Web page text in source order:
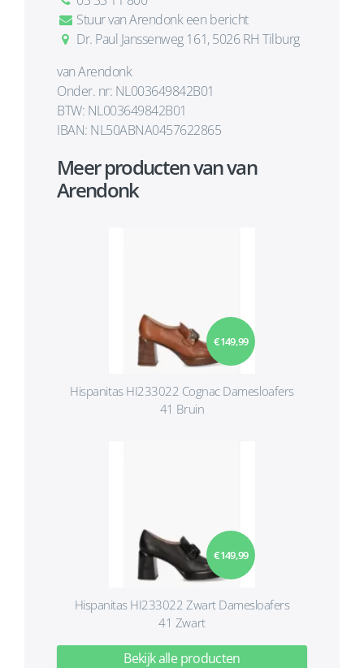
Stuur van Arendonk een bericht
Dr. Paul Janssenweg 161, 5026 RH Tilburg
van Arendonk
Onder. nr: NL003649842B01
BTW: NL003649842B01
IBAN: NL50ABNA0457622865
Meer producten van van
Arendonk
€ 149,99
Hispanitas HI233022 Cognac Damesloafers
41 Bruin
€ 149,99
Hispanitas HI233022 Zwart Damesloafers
41 Zwart
Bekijk alle producten